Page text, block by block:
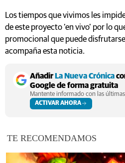
Los tiempos que vivimos les
de este proyecto ‘en vivo’ por lo
promocional que puede
acompaña esta noticia.
AñadirLa Nueva Crónica
Google de forma gratuita
Mantente informado con las
ACTIVAR AHORA
TE RECOMENDAMOS